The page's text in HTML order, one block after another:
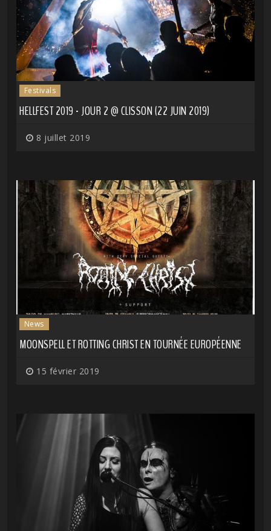
Festivals
HELLFEST 2019 - JOUR 2 @ CLISSON (22 JUIN 2019)
8 juillet 2019
News
MOONSPELL ET ROTTING CHRIST EN TOURNÉE EUROPÉENNE
15 février 2019